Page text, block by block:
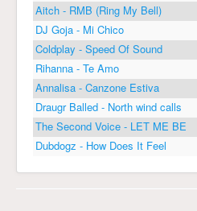
Aitch - RMB (Ring My Bell)
DJ Goja - Mi Chico
Coldplay - Speed Of Sound
Rihanna - Te Amo
Annalisa - Canzone Estiva
Draugr Balled - North wind calls
The Second Voice - LET ME BE
Dubdogz - How Does It Feel